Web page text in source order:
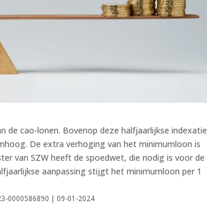
cao-lonen. Bovenop deze halfjaarlijkse indexatie
De extra verhoging van het minimumloon is
van SZW heeft de spoedwet, die nodig is voor de
aanpassing stijgt het minimumloon per 1
0000586890 | 09-01-2024